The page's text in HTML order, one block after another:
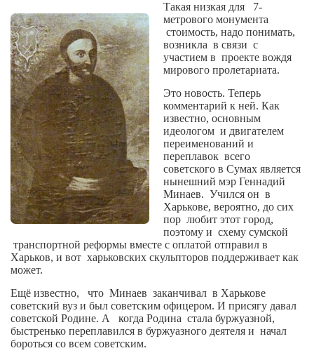
Арт-менеджеры
Лариса Ильченко
Орест Коваль
Тамара Кубракова
Елена Мельник
Вера Паненко
Семён Салатенко
Сергей Шепилов
Актёры
Валентин Бурый
Артём Мяус
Александра Сокол
Барды
Владимир Айзенберг
Такая низкая для
7-
метрового монумента
стоимость, надо понимать,
возникла в связи с
участием в проекте вождя
мирового пролетариата.
Это новость. Теперь
комментарий к ней. Как
известно, основным
идеологом и двигателем
переименований и
переплавок всего
советского в Сумах является
нынешний мэр Геннадий
Минаев. Учился он в
Харькове, вероятно, до сих
пор любит этот город,
поэтому и схему сумской
транспортной реформы вместе с оплатой отправил в
Харьков, и вот харьковских скульпторов поддерживает как
может.
Ещё известно,
что Минаев заканчивал в Харькове
советский вуз и был советским офицером. И присягу давал
советской Родине. А
когда Родина стала буржуазной,
быстренько переплавился в буржуазного деятеля и начал
бороться со всем советским.